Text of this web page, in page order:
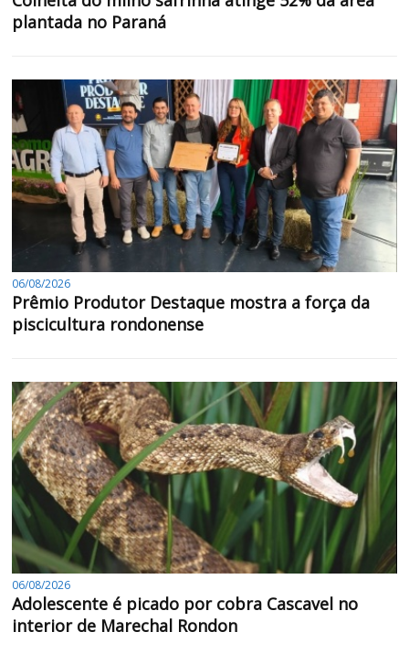
plantada no Paraná
06/08/2026
Prêmio Produtor Destaque mostra a força da
piscicultura rondonense
06/08/2026
Adolescente é picado por cobra Cascavel no
interior de Marechal Rondon